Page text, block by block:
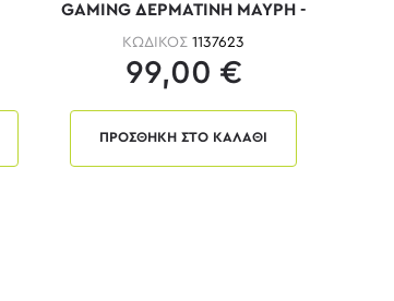
GAMING ΔΕΡΜΑΤΙΝΗ ΜΑΥΡΗ -
ΚΟΚΚΙΝΗ PU
ΚΩΔΙΚΟΣ1137623
99,00 €
ΠΡΟΣΘΗΚΗ ΣΤΟ ΚΑΛΑΘΙ